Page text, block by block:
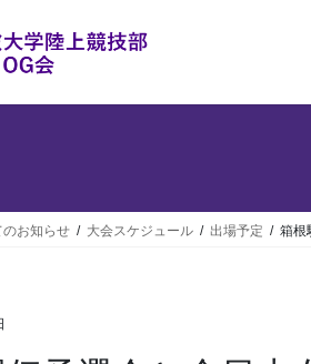
のお知らせ 大会スケジュール 出場予定 箱根